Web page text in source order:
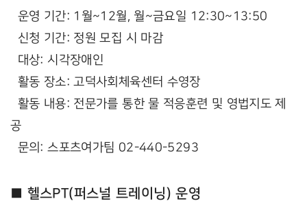
운영 기간: 1월~12월, 월~금요일 12:30~13:50
신청 기간: 정원 모집 시 마감
대상: 시각장애인
활동 장소: 고덕사회체육센터 수영장
활동 내용: 전문가를 통한 물 적응훈련 및 영법지도 제
공
문의: 스포츠여가팀 02-440-5293
■ 헬스PT(퍼스널 트레이닝) 운영